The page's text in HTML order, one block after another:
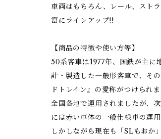
車両はもちろん、レール、スト
富にラインアップ!!
【商品の特徴や使い方等】
50系客車は1977年、国鉄が主に
計・製造した一般形客車で、そ
ドトレイン』の愛称がつけられま
全国各地で運用されましたが、
には赤い車体の一般仕様車の運
しかしながら現在も「SLもおか